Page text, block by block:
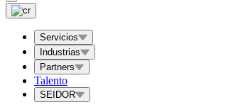
Servicios
Industrias
Partners
Talento
SEIDOR